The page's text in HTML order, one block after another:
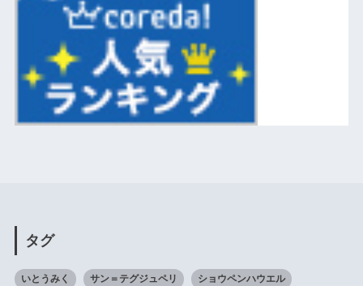
タグ
いとうみく サン＝テグジュペリ ショウペンハウエル